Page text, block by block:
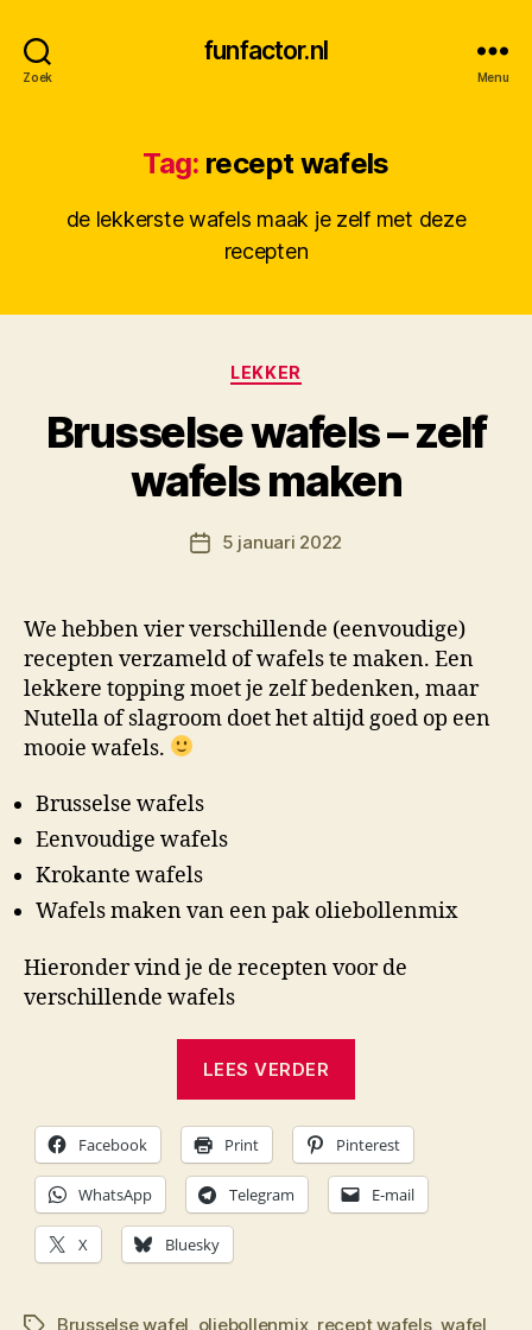
Zoek
funfactor.nl
Menu
Tag: recept wafels
de lekkerste wafels maak je zelf met deze
recepten
Categorieën
LEKKER
Brusselse wafels – zelf
wafels maken
Berichtauteur
o
r
Berichtdatum
5 januari 2022
We hebben vier verschillende (eenvoudige)
recepten verzameld of wafels te maken. Een
lekkere topping moet je zelf bedenken, maar
Nutella of slagroom doet het altijd goed op een
mooie wafels.
Brusselse wafels
Eenvoudige wafels
Krokante wafels
Wafels maken van een pak oliebollenmix
Hieronder vind je de recepten voor de
verschillende wafels
LEES VERDER
zelf
wafels
maken”
Facebook Print Pinterest
WhatsApp Telegram E-mail
X Bluesky
TagsBrusselse wafel oliebollenmix, recept wafels,wafel